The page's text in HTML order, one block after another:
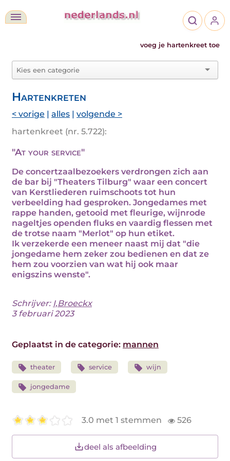
voeg je hartenkreet toe
Hartenkreten
< vorige | alles | volgende >
hartenkreet (nr. 5.722):
"At your service"
De concertzaalbezoekers verdrongen zich aan
de bar bij "Theaters Tilburg" waar een concert
van Kerstliederen ruimschoots tot hun
verbeelding had gesproken. Jongedames met
rappe handen, getooid met fleurige, wijnrode
nageltjes openden fluks en vaardig flessen met
de trotse naam "Merlot" op hun etiket.
Ik verzekerde een meneer naast mij dat "die
jongedame hem zeker zou bedienen en dat ze
hem zou voorzien van wat hij ook maar
enigszins wenste".
Schrijver: I,Broeckx
3 februari 2023
Geplaatst in de categorie: mannen
theater service wijn
jongedame
3.0 met 1 stemmen 526
deel als afbeelding